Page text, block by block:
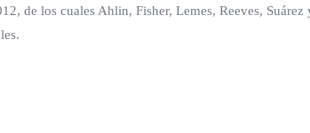
de los cuales Ahlin, Fisher, Lemes, Reeves,